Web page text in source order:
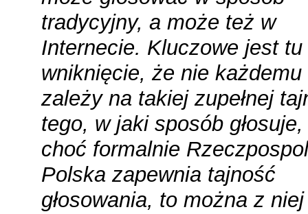
tradycyjny, a może też w
Internecie. Kluczowe jest tu
wniknięcie, że nie każdemu
zależy na takiej zupełnej
tego, w jaki sposób
choć formalnie
Polska zapewnia tajność
głosowania, to można z niej